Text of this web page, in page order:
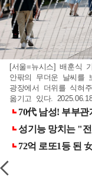
[서울=뉴시스] 배훈식
안팎의 무더운 날씨를
광장에서 더위를 식혀
옮기고 있다.